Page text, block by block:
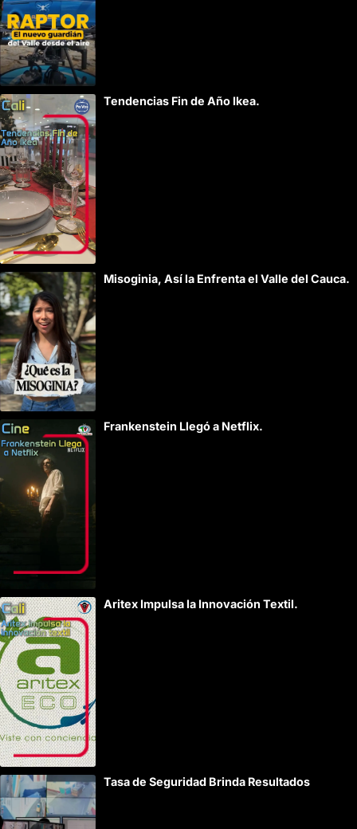
Tendencias Fin de Año Ikea.
Misoginia, Así la Enfrenta el Valle del Cauca.
Frankenstein Llegó a Netflix.
Aritex Impulsa la Innovación Textil.
Tasa de Seguridad Brinda Resultados